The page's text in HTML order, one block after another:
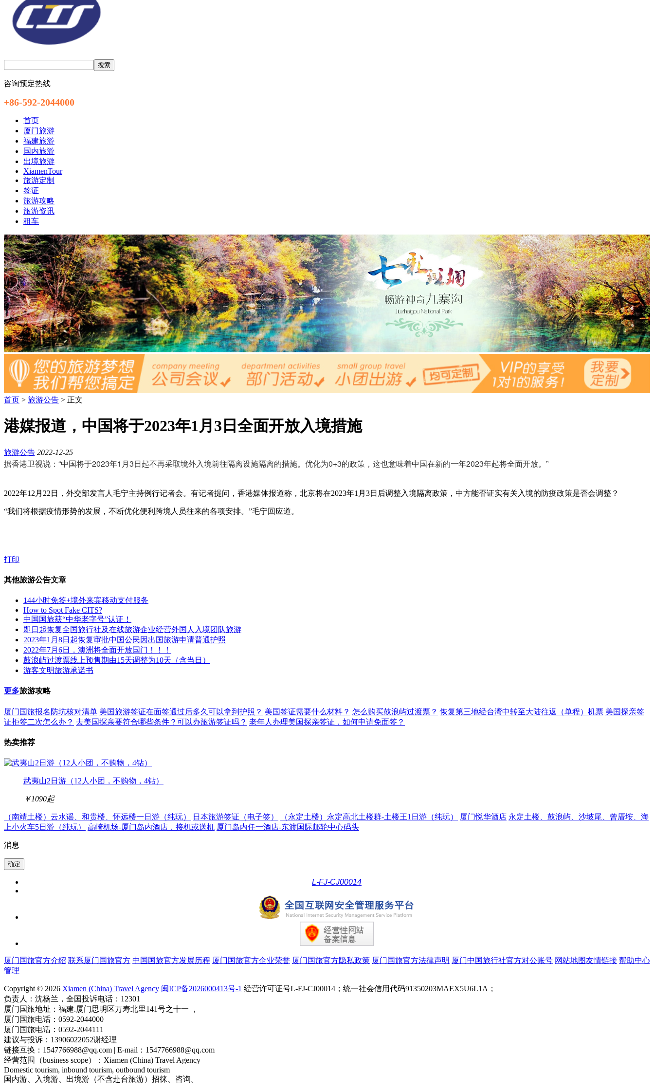
咨询预定热线
+86-592-2044000
首页
厦门旅游
福建旅游
国内旅游
出境旅游
XiamenTour
旅游定制
签证
旅游攻略
旅游资讯
租车
首页 > 旅游公告 > 正文
港媒报道，中国将于2023年1月3日全面开放入境措施
旅游公告 2022-12-25
据香港卫视说： “中国将于2023年1月3日起不再采取境外入境前往隔离设施隔离的措施。优化为0+3的政策，这也意味着中国在新的一年2023年起将全面开放。”
2022年12月22日，外交部发言人毛宁主持例行记者会。有记者提问，香港媒体报道称，北京将在2023年1月3日后调整入境隔离政策，中方能否证实有关入境的防疫政策是否会调整？
“我们将根据疫情形势的发展，不断优化便利跨境人员往来的各项安排。”毛宁回应道。
打印
其他旅游公告文章
144小时免签+境外来宾移动支付服务
How to Spot Fake CITS?
中国国旅获“中华老字号”认证！
即日起恢复全国旅行社及在线旅游企业经营外国人入境团队旅游
2023年1月8日起恢复审批中国公民因出国旅游申请普通护照
2022年7月6日，澳洲将全面开放国门！！！
鼓浪屿过渡票线上预售期由15天调整为10天（含当日）
游客文明旅游承诺书
更多旅游攻略
厦门国旅报名防坑核对清单 美国旅游签证在面签通过后多久可以拿到护照？ 美国签证需要什么材料？ 怎么购买鼓浪屿过渡票？ 恢复第三地经台湾中转至大陆往返（单程）机票 美国探亲签
证拒签二次怎么办？ 去美国探亲要符合哪些条件？可以办旅游签证吗？ 老年人办理美国探亲签证，如何申请免面签？
热卖推荐
武夷山2日游（12人小团，不购物，4钻）
￥1090起
（南靖土楼）云水谣、和贵楼、怀远楼一日游（纯玩） 日本旅游签证（电子签） （永定土楼）永定高北土楼群-土楼王1日游（纯玩） 厦门悦华酒店 永定土楼、鼓浪屿、沙坡尾、曾厝垵、海
上小火车5日游（纯玩）
高崎机场-厦门岛内酒店，接机或送机 厦门岛内任一酒店-东渡国际邮轮中心码头
消息
L-FJ-CJ00014
厦门国旅官方介绍 联系厦门国旅官方 中国国旅官方发展历程 厦门国旅官方企业荣誉 厦门国旅官方隐私政策 厦门国旅官方法律声明 厦门中国旅行社官方对公账号 网站地图友情链接 帮助中心
管理
Copyright © 2026 Xiamen (China) Travel Agency 闽ICP备2026000413号-1 经营许可证号L-FJ-CJ00014；统一社会信用代码91350203MAEX5U6L1A；
负责人：沈杨兰，全国投诉电话：12301
厦门国旅地址：福建.厦门思明区万寿北里141号之十一 ，
厦门国旅电话：0592-2044000
厦门国旅电话：0592-2044111
建议与投诉：13906022052谢经理
链接互换：1547766988@qq.com | E-mail：1547766988@qq.com
经营范围（business scope）：Xiamen (China) Travel Agency
Domestic tourism, inbound tourism, outbound tourism
国内游、入境游、出境游（不含赴台旅游）招徕、咨询。